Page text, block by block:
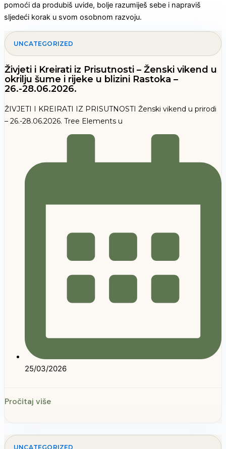
pomoći da produbiš uvide, bolje razumiješ sebe i napraviš
sljedeći korak u svom osobnom razvoju.
UNCATEGORIZED
Živjeti i Kreirati iz Prisutnosti – Ženski vikend u
okrilju šume i rijeke u blizini Rastoka –
26.-28.06.2026.
ŽIVJETI I KREIRATI IZ PRISUTNOSTI Ženski vikend u prirodi
– 26.-28.06.2026. Tree Elements u
25/03/2026
Pročitaj više
UNCATEGORIZED